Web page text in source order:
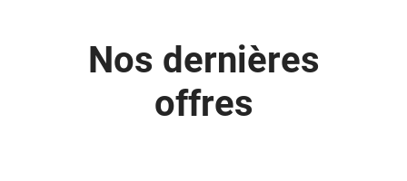
Nos dernières
offres